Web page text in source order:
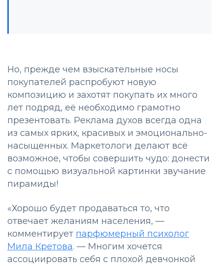
Но, прежде чем взыскательные носы
покупателей распробуют новую
композицию и захотят покупать их много
лет подряд, её необходимо грамотно
презентовать. Реклама духов всегда одна
из самых ярких, красивых и эмоционально-
насыщенных. Маркетологи делают всё
возможное, чтобы совершить чудо: донести
с помощью визуальной картинки звучание
пирамиды!
«Хорошо будет продаваться то, что
отвечает желаниям населения, —
комментирует парфюмерный психолог
Мила Кретова. — Многим хочется
ассоциировать себя с плохой девчонкой